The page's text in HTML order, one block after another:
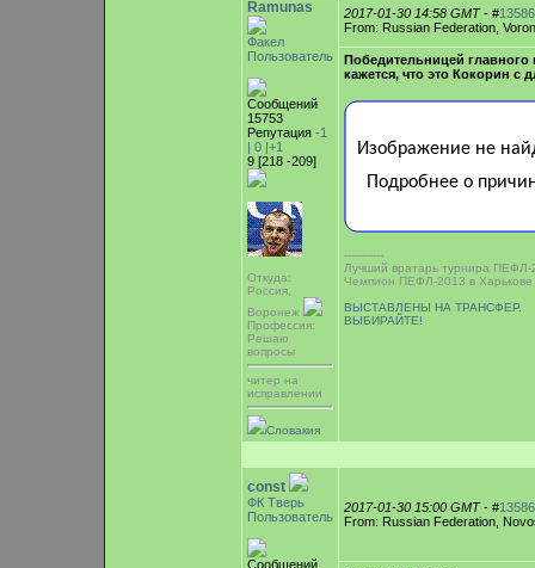
Ramunas
Факел
Пользователь
Сообщений
15753
Репутация -1
| 0 |+1
9 [218 -209]
Откуда:
Россия,
Воронеж
Профессия:
Решаю
вопросы
читер на
исправлении
Словакия
2017-01-30 14:58 GMT- #
From: Russian Federation,
Победительницей главного
кажется, что это Кокорин с
-----------
Лучший вратарь турнира ПЕФЛ-
Чемпион ПЕФЛ-2013 в Харькове
ВЫСТАВЛЕНЫ НА ТРАНСФЕР.
ВЫБИРАЙТЕ!
const
ФК Тверь
Пользователь
Сообщений
2017-01-30 15:00 GMT- #
From: Russian Federation,